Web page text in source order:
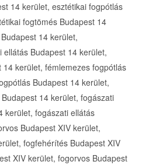
14 kerület, esztétikai fogpótlás
fogtömés Budapest 14
14 kerület,
Budapest 14 kerület,
kerület, fémlemezes fogpótlás
Budapest 14 kerület,
14 kerület, fogászati
kerület, fogászati ellátás
Budapest XIV kerület,
fogfehérítés Budapest XIV
XIV kerület, fogorvos Budapest